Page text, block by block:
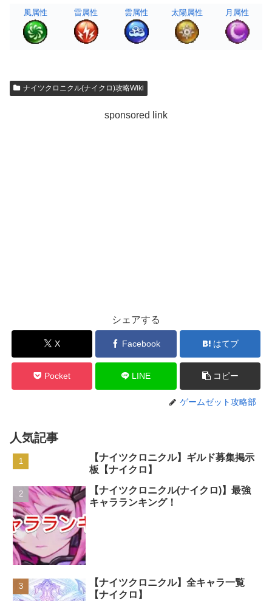
風属性 雷属性 雲属性 太陽属性 月属性
ナイツクロニクル(ナイクロ)攻略Wiki
sponsored link
シェアする
X Facebook はてブ
Pocket LINE コピー
ゲームゼット攻略部
人気記事
【ナイツクロニクル】ギルド募集掲示
板【ナイクロ】
【ナイツクロニクル(ナイクロ)】最強
キャラランキング！
【ナイツクロニクル】全キャラ一覧
【ナイクロ】